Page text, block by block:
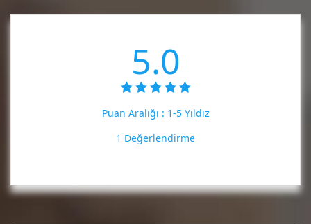
5.0
Puan Aralığı : 1-5 Yıldız
1 Değerlendirme